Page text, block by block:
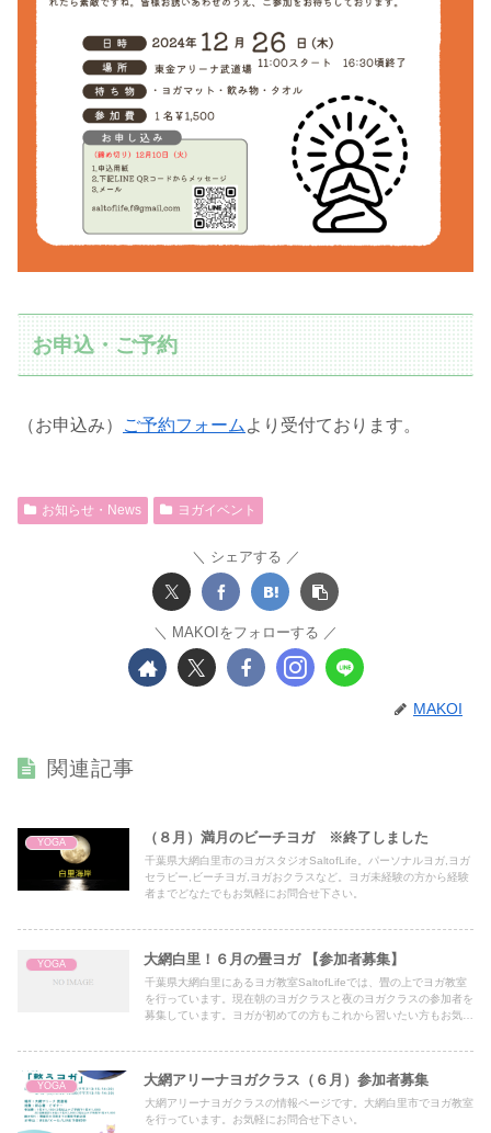
お申込・ご予約
（お申込み） ご予約フォーム より受付ております。
お知らせ・News ヨガイベント
シェアする
MAKOIをフォローする
MAKOI
関連記事
YOGA （８月）満月のビーチヨガ ※終了しました
千葉県大網白里市のヨガスタジオSaltofLife。パーソナルヨガ,ヨガ
セラピー,ビーチヨガ,ヨガおクラスなど。ヨガ未経験の方から経験
者までどなたでもお気軽にお問合せ下さい。
YOGA 大網白里！６月の畳ヨガ 【参加者募集】
千葉県大網白里にあるヨガ教室SaltofLifeでは、畳の上でヨガ教室
を行っています。現在朝のヨガクラスと夜のヨガクラスの参加者を
募集しています。ヨガが初めての方もこれから習いたい方もお気軽
YOGA 大網アリーナヨガクラス（６月）参加者募集
大網アリーナヨガクラスの情報ページです。大網白里市でヨガ教室
を行っています。お気軽にお問合せ下さい。